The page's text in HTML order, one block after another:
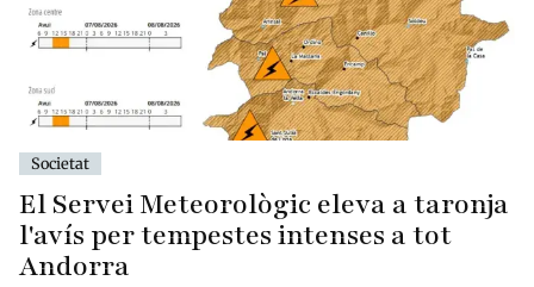
Societat
El Servei Meteorològic eleva a taronja
l'avís per tempestes intenses a tot
Andorra